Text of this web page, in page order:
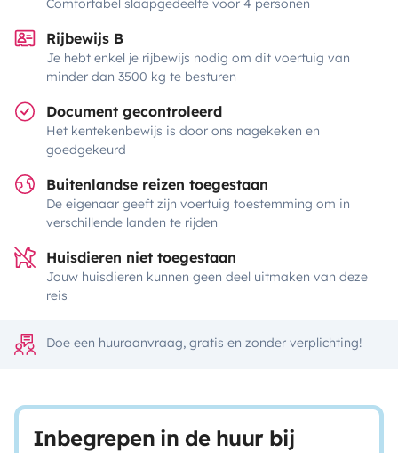
Comfortabel slaapgedeelte voor 4 personen
Rijbewijs B
Je hebt enkel je rijbewijs nodig om dit voertuig van
minder dan 3500 kg te besturen
Document gecontroleerd
Het kentekenbewijs is door ons nagekeken en
goedgekeurd
Buitenlandse reizen toegestaan
De eigenaar geeft zijn voertuig toestemming om in
verschillende landen te rijden
Huisdieren niet toegestaan
Jouw huisdieren kunnen geen deel uitmaken van deze
reis
Doe een huuraanvraag, gratis en zonder verplichting!
Inbegrepen in de huur bij